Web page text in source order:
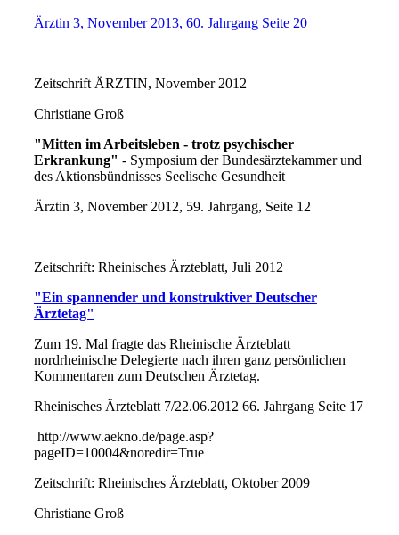
Ärztin 3, November 2013, 60. Jahrgang Seite 20
Zeitschrift ÄRZTIN, November 2012
Christiane Groß
"Mitten im Arbeitsleben - trotz psychischer
Erkrankung" - Symposium der Bundesärztekammer und
des Aktionsbündnisses Seelische Gesundheit
Ärztin 3, November 2012, 59. Jahrgang, Seite 12
Zeitschrift: Rheinisches Ärzteblatt, Juli 2012
"Ein spannender und konstruktiver Deutscher
Ärztetag"
Zum 19. Mal fragte das Rheinische Ärzteblatt
nordrheinische Delegierte nach ihren ganz persönlichen
Kommentaren zum Deutschen Ärztetag.
Rheinisches Ärzteblatt 7/22.06.2012 66. Jahrgang Seite 17
http://www.aekno.de/page.asp?
pageID=10004&noredir=True
Zeitschrift: Rheinisches Ärzteblatt, Oktober 2009
Christiane Groß